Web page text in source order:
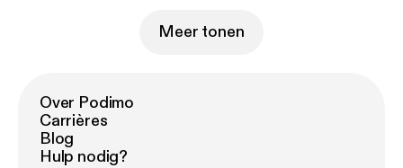
Meer tonen
Over Podimo
Carrières
Blog
Hulp nodig?